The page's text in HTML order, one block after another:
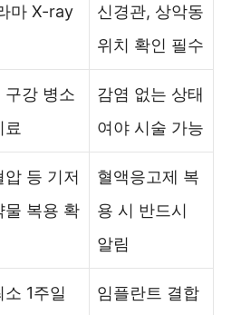
마 X-ray
신경관, 상악동
위치 확인 필수
구강 병소
료
감염 없는 상태
여야 시술 가능
압 등 기저
물 복용 확
혈액응고제 복
용 시 반드시
알림
1주일 임플란트 결합